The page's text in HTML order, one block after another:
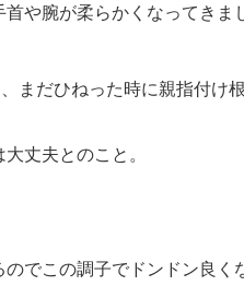
や腕が柔らかくなってきま
まだひねった時に親指付け
丈夫とのこと。
でこの調子でドンドン良く